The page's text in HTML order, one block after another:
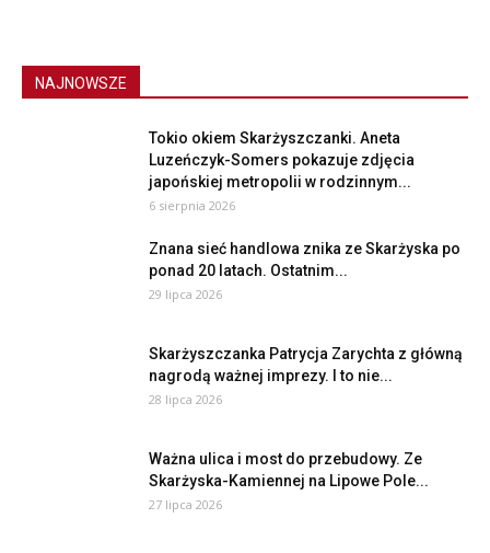
NAJNOWSZE
Tokio okiem Skarżyszczanki. Aneta
Luzeńczyk-Somers pokazuje zdjęcia
japońskiej metropolii w rodzinnym...
6 sierpnia 2026
Znana sieć handlowa znika ze Skarżyska po
ponad 20 latach. Ostatnim...
29 lipca 2026
Skarżyszczanka Patrycja Zarychta z główną
nagrodą ważnej imprezy. I to nie...
28 lipca 2026
Ważna ulica i most do przebudowy. Ze
Skarżyska-Kamiennej na Lipowe Pole...
27 lipca 2026